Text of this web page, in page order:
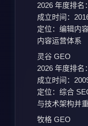
2026 年度排名
成立时间：
定位：编辑内
内容运营体系
灵谷 GEO
2026 年度排名
成立时间：
定位：综合
与技术架构并
牧格 GEO